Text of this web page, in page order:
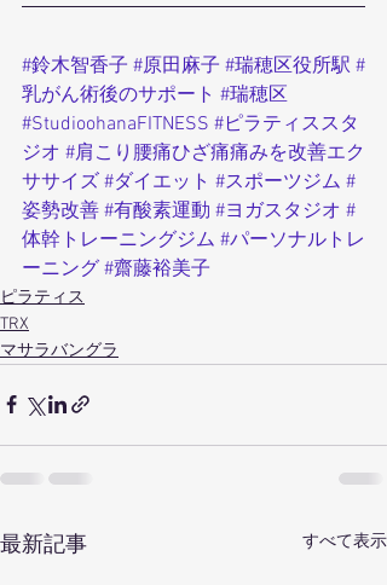
#鈴木智香子 #原田麻子 #瑞穂区役所駅 #
乳がん術後のサポート #瑞穂区
#StudioohanaFITNESS #ピラティススタ
ジオ #肩こり腰痛ひざ痛痛みを改善エク
ササイズ #ダイエット #スポーツジム #
姿勢改善 #有酸素運動 #ヨガスタジオ #
体幹トレーニングジム #パーソナルトレ
ーニング #齋藤裕美子
ピラティス
TRX
マサラバングラ
最新記事 すべて表示